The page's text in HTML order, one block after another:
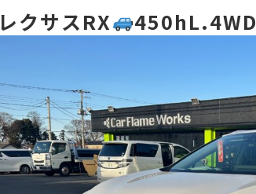
レクサスRX 450hL.4WD